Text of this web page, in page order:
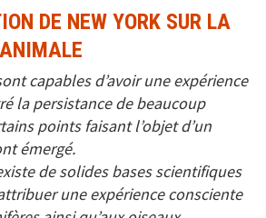
DE NEW YORK SUR LA
capables d’avoir une expérience
la persistance de beaucoup
points faisant l’objet d’un
émergé.
de solides bases scientifiques
une expérience consciente